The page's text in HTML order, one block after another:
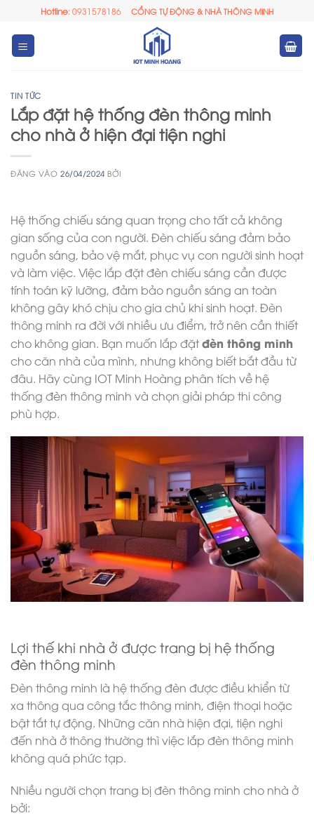
dung
Hotline: 0931578186 CỔNG TỰ ĐỘNG & NHÀ THÔNG MINH
TIN TỨC
Lắp đặt hệ thống đèn thông minh
cho nhà ở hiện đại tiện nghi
ĐĂNG VÀO26/04/2024 BỞI
Hệ thống chiếu sáng quan trọng cho tất cả không
gian sống của con người. Đèn chiếu sáng đảm bảo
nguồn sáng, bảo vệ mắt, phục vụ con người sinh hoạt
và làm việc. Việc lắp đặt đèn chiếu sáng cần được
tính toán kỹ lưỡng, đảm bảo nguồn sáng an toàn
không gây khó chịu cho gia chủ khi sinh hoạt. Đèn
thông minh ra đời với nhiều ưu điểm, trở nên cần thiết
cho không gian. Bạn muốn lắp đặtđèn thông minh
cho căn nhà của mình, nhưng không biết bắt đầu từ
đâu. Hãy cùng IOT Minh Hoàng phân tích về hệ
thống đèn thông minh và chọn giải pháp thi công
phù hợp.
Lợi thế khi nhà ở được trang bị hệ thống
đèn thông minh
Đèn thông minh là hệ thống đèn được điều khiển từ
xa thông qua công tắc thông minh, điện thoại hoặc
bật tắt tự động. Những căn nhà hiện đại, tiện nghi
đến nhà ở thông thường thì việc lắp đèn thông minh
không quá phức tạp.
Nhiều người chọn trang bị đèn thông minh cho nhà ở
bởi: